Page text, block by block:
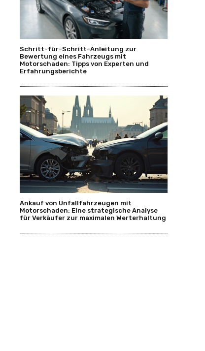
Schritt-für-Schritt-Anleitung zur
Bewertung eines Fahrzeugs mit
Motorschaden: Tipps von Experten und
Erfahrungsberichte
Ankauf von Unfallfahrzeugen mit
Motorschaden: Eine strategische Analyse
für Verkäufer zur maximalen Werterhaltung